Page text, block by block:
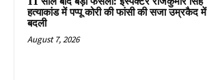
हत्याकांड में पप्पू कोरी की फांसी की सजा उम्रकैद में
बदली
August 7, 2026